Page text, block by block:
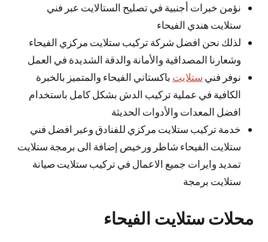
نؤمن خبرات أجنبية في تصليح الستالايت عبر فني
ستلايت هندي الفيحاء
لذلك نحن افضل شركة تركيب ستلايت مركزي الفيحاء
وشعارنا المصداقية والأمانة والدقة الشديدة في العمل
نوفر فني ستلايت باكستاني الفيحاء والمتميز بالخبرة
الكافية في عملية تركيب الدش بشكل كامل باستخدام
افضل المعدات والأدوات الحديثة
خدمة تركيب ستلايت مركزي للفنادق وعبر افضل فني
ستلايت الفيحاء شاطر ورخيص إضافة الى برمجة ستلايت
تمديد وايرات جميع الاعمال في تركيب ستلايت صيانة
ستلايت برمجة
محلات ستلايت الفيحاء